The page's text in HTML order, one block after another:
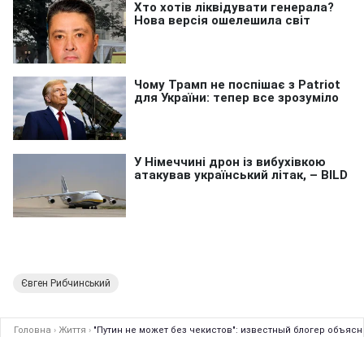
Євген Рибчинський
Головна › Життя › "Путин не может без чекистов": известный блогер